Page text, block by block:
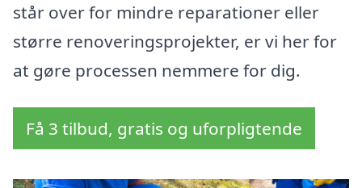
står over for mindre reparationer eller
større renoveringsprojekter, er vi her for
at gøre processen nemmere for dig.
Få 3 tilbud, gratis og uforpligtende